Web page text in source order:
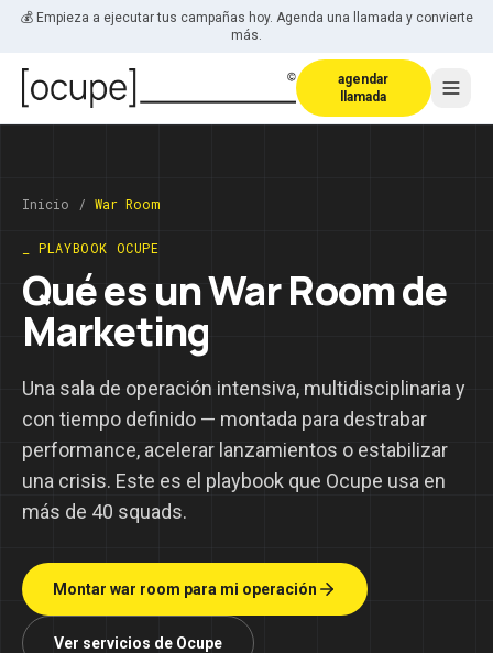
Saltar al contenido
💰 Empieza a ejecutar tus campañas hoy. Agenda una llamada y convierte
más.
agendar
llamada
Inicio / War Room
_ PLAYBOOK OCUPE
Qué es un War Room de
Marketing
Una sala de operación intensiva, multidisciplinaria y
con tiempo definido — montada para destrabar
performance, acelerar lanzamientos o estabilizar
una crisis. Este es el playbook que Ocupe usa en
más de 40 squads.
Montar war room para mi operación
Ver servicios de Ocupe